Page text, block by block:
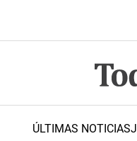
ÚLTIMAS NOTICIAS